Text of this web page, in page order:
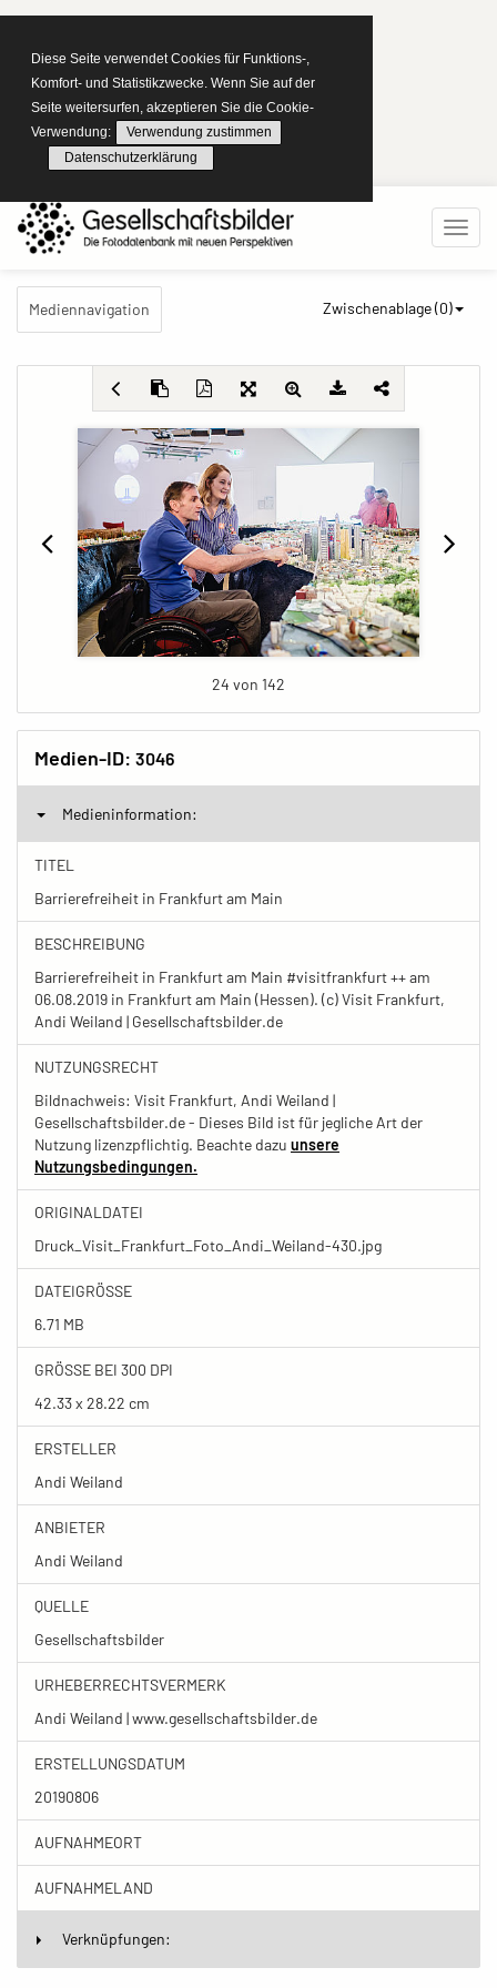
Diese Seite verwendet Cookies für Funktions-,
Komfort- und Statistikzwecke. Wenn Sie auf der
Seite weitersurfen, akzeptieren Sie die Cookie-
Verwendung:
Verwendung zustimmen
Datenschutzerklärung
Mediennavigation Zwischenablage (0)
24 von 142
Medien-ID: 3046
Medieninformation:
TITEL
Barrierefreiheit in Frankfurt am Main
BESCHREIBUNG
Barrierefreiheit in Frankfurt am Main #visitfrankfurt ++ am
06.08.2019 in Frankfurt am Main (Hessen). (c) Visit Frankfurt,
Andi Weiland | Gesellschaftsbilder.de
NUTZUNGSRECHT
Bildnachweis: Visit Frankfurt, Andi Weiland |
Gesellschaftsbilder.de - Dieses Bild ist für jegliche Art der
Nutzung lizenzpflichtig. Beachte dazu unsere
Nutzungsbedingungen.
ORIGINALDATEI
Druck_Visit_Frankfurt_Foto_Andi_Weiland-430.jpg
DATEIGRÖSSE
6.71 MB
GRÖSSE BEI 300 DPI
42.33 x 28.22 cm
ERSTELLER
Andi Weiland
ANBIETER
Andi Weiland
QUELLE
Gesellschaftsbilder
URHEBERRECHTSVERMERK
Andi Weiland | www.gesellschaftsbilder.de
ERSTELLUNGSDATUM
20190806
AUFNAHMEORT
AUFNAHMELAND
Verknüpfungen: